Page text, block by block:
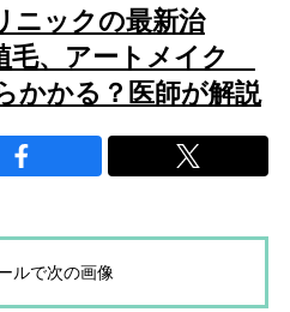
ニックの最新治
毛、アートメイク
かかる？医師が解説
ルで次の画像